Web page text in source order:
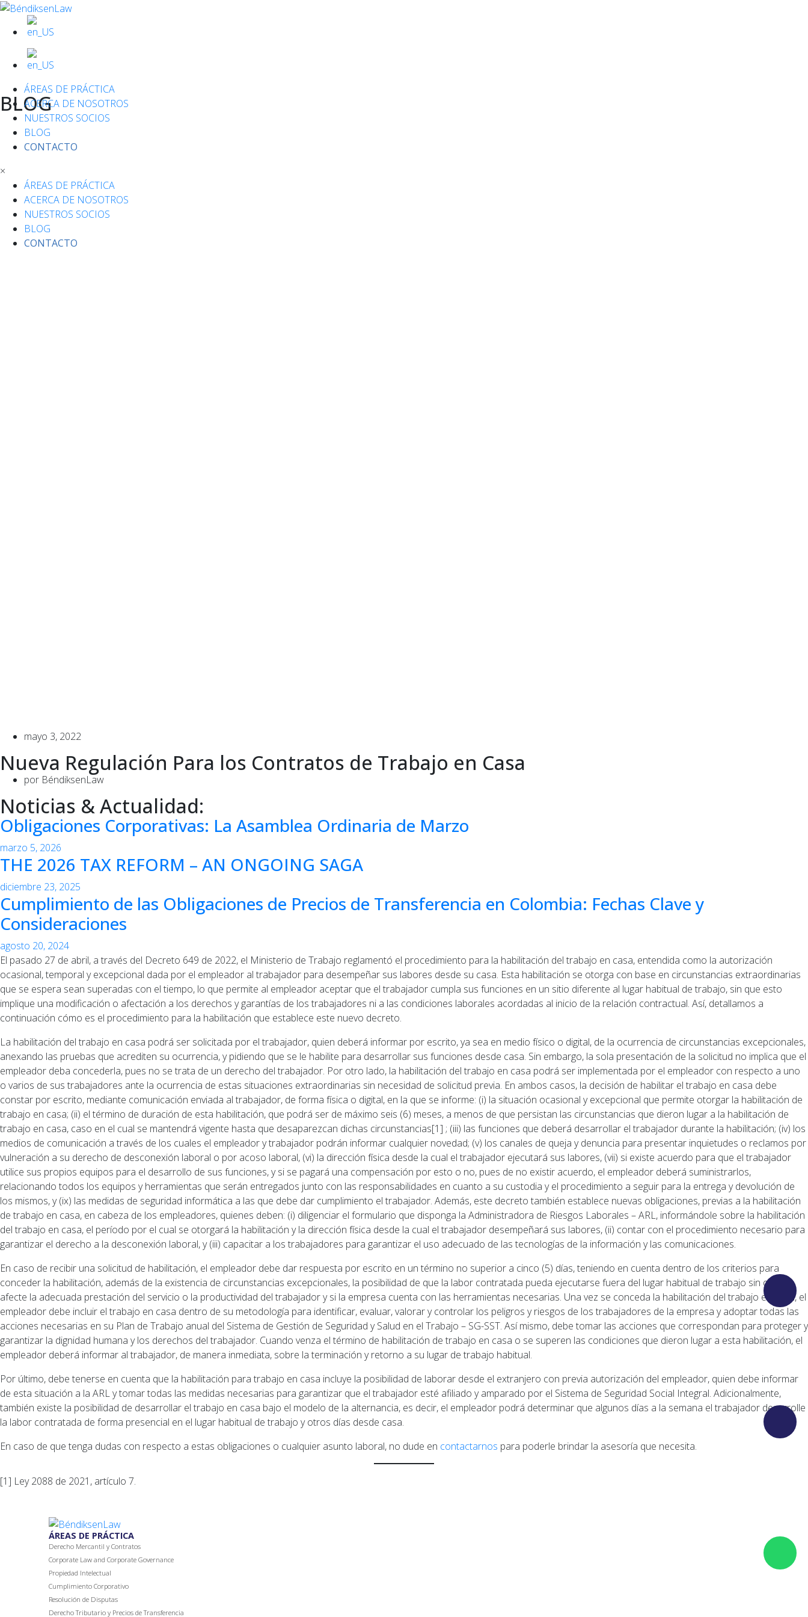
ÁREAS DE PRÁCTICA
ACERCA DE NOSOTROS
NUESTROS SOCIOS
BLOG
CONTACTO
×
ÁREAS DE PRÁCTICA
ACERCA DE NOSOTROS
NUESTROS SOCIOS
BLOG
CONTACTO
BLOG
mayo 3, 2022
Nueva Regulación Para los Contratos de Trabajo en Casa
por BéndiksenLaw
Noticias & Actualidad:
Obligaciones Corporativas: La Asamblea Ordinaria de Marzo
marzo 5, 2026
THE 2026 TAX REFORM – AN ONGOING SAGA
diciembre 23, 2025
Cumplimiento de las Obligaciones de Precios de Transferencia en Colombia: Fechas Clave y
Consideraciones
agosto 20, 2024
El pasado 27 de abril, a través del Decreto 649 de 2022, el Ministerio de Trabajo reglamentó el procedimiento para la habilitación del trabajo en casa, entendida como la autorización
ocasional, temporal y excepcional dada por el empleador al trabajador para desempeñar sus labores desde su casa. Esta habilitación se otorga con base en circunstancias extraordinarias
que se espera sean superadas con el tiempo, lo que permite al empleador aceptar que el trabajador cumpla sus funciones en un sitio diferente al lugar habitual de trabajo, sin que esto
implique una modificación o afectación a los derechos y garantías de los trabajadores ni a las condiciones laborales acordadas al inicio de la relación contractual. Así, detallamos a
continuación cómo es el procedimiento para la habilitación que establece este nuevo decreto.
La habilitación del trabajo en casa podrá ser solicitada por el trabajador, quien deberá informar por escrito, ya sea en medio físico o digital, de la ocurrencia de circunstancias excepcionales,
anexando las pruebas que acrediten su ocurrencia, y pidiendo que se le habilite para desarrollar sus funciones desde casa. Sin embargo, la sola presentación de la solicitud no implica que el
empleador deba concederla, pues no se trata de un derecho del trabajador. Por otro lado, la habilitación del trabajo en casa podrá ser implementada por el empleador con respecto a uno
o varios de sus trabajadores ante la ocurrencia de estas situaciones extraordinarias sin necesidad de solicitud previa. En ambos casos, la decisión de habilitar el trabajo en casa debe
constar por escrito, mediante comunicación enviada al trabajador, de forma física o digital, en la que se informe: (i) la situación ocasional y excepcional que permite otorgar la habilitación de
trabajo en casa; (ii) el término de duración de esta habilitación, que podrá ser de máximo seis (6) meses, a menos de que persistan las circunstancias que dieron lugar a la habilitación de
trabajo en casa, caso en el cual se mantendrá vigente hasta que desaparezcan dichas circunstancias[1] ; (iii) las funciones que deberá desarrollar el trabajador durante la habilitación; (iv) los
medios de comunicación a través de los cuales el empleador y trabajador podrán informar cualquier novedad; (v) los canales de queja y denuncia para presentar inquietudes o reclamos por
vulneración a su derecho de desconexión laboral o por acoso laboral, (vi) la dirección física desde la cual el trabajador ejecutará sus labores, (vii) si existe acuerdo para que el trabajador
utilice sus propios equipos para el desarrollo de sus funciones, y si se pagará una compensación por esto o no, pues de no existir acuerdo, el empleador deberá suministrarlos,
relacionando todos los equipos y herramientas que serán entregados junto con las responsabilidades en cuanto a su custodia y el procedimiento a seguir para la entrega y devolución de
los mismos, y (ix) las medidas de seguridad informática a las que debe dar cumplimiento el trabajador. Además, este decreto también establece nuevas obligaciones, previas a la habilitación
de trabajo en casa, en cabeza de los empleadores, quienes deben: (i) diligenciar el formulario que disponga la Administradora de Riesgos Laborales – ARL, informándole sobre la habilitación
del trabajo en casa, el período por el cual se otorgará la habilitación y la dirección física desde la cual el trabajador desempeñará sus labores, (ii) contar con el procedimiento necesario para
garantizar el derecho a la desconexión laboral, y (iii) capacitar a los trabajadores para garantizar el uso adecuado de las tecnologías de la información y las comunicaciones.
En caso de recibir una solicitud de habilitación, el empleador debe dar respuesta por escrito en un término no superior a cinco (5) días, teniendo en cuenta dentro de los criterios para
conceder la habilitación, además de la existencia de circunstancias excepcionales, la posibilidad de que la labor contratada pueda ejecutarse fuera del lugar habitual de trabajo sin que se
afecte la adecuada prestación del servicio o la productividad del trabajador y si la empresa cuenta con las herramientas necesarias. Una vez se conceda la habilitación del trabajo en casa, el
empleador debe incluir el trabajo en casa dentro de su metodología para identificar, evaluar, valorar y controlar los peligros y riesgos de los trabajadores de la empresa y adoptar todas las
acciones necesarias en su Plan de Trabajo anual del Sistema de Gestión de Seguridad y Salud en el Trabajo – SG-SST. Así mismo, debe tomar las acciones que correspondan para proteger y
garantizar la dignidad humana y los derechos del trabajador. Cuando venza el término de habilitación de trabajo en casa o se superen las condiciones que dieron lugar a esta habilitación, el
empleador deberá informar al trabajador, de manera inmediata, sobre la terminación y retorno a su lugar de trabajo habitual.
Por último, debe tenerse en cuenta que la habilitación para trabajo en casa incluye la posibilidad de laborar desde el extranjero con previa autorización del empleador, quien debe informar
de esta situación a la ARL y tomar todas las medidas necesarias para garantizar que el trabajador esté afiliado y amparado por el Sistema de Seguridad Social Integral. Adicionalmente,
también existe la posibilidad de desarrollar el trabajo en casa bajo el modelo de la alternancia, es decir, el empleador podrá determinar que algunos días a la semana el trabajador desarrolle
la labor contratada de forma presencial en el lugar habitual de trabajo y otros días desde casa.
En caso de que tenga dudas con respecto a estas obligaciones o cualquier asunto laboral, no dude en contactarnos para poderle brindar la asesoría que necesita.
[1] Ley 2088 de 2021, artículo 7.
ÁREAS DE PRÁCTICA
Derecho Mercantil y Contratos
Corporate Law and Corporate Governance
Propiedad Intelectual
Cumplimiento Corporativo
Resolución de Disputas
Derecho Tributario y Precios de Transferencia